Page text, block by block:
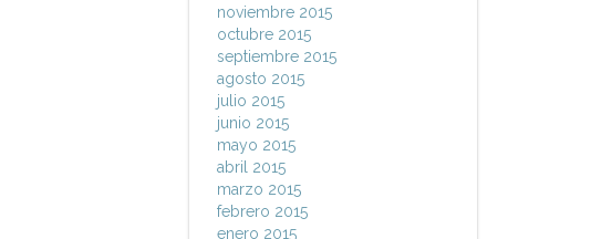
noviembre 2015
octubre 2015
septiembre 2015
agosto 2015
julio 2015
junio 2015
mayo 2015
abril 2015
marzo 2015
febrero 2015
enero 2015